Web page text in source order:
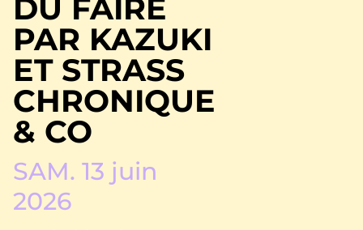
DU FAIRE
PAR KAZUKI
ET STRASS
CHRONIQUE
& CO
SAM. 13 juin
2026